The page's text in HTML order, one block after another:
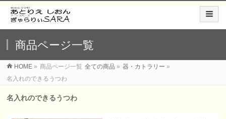
商品ページ一覧
HOME » 商品ページ一覧 全ての商品 » 器・カトラリー »
名入れのできるうつわ
名入れのできるうつわ